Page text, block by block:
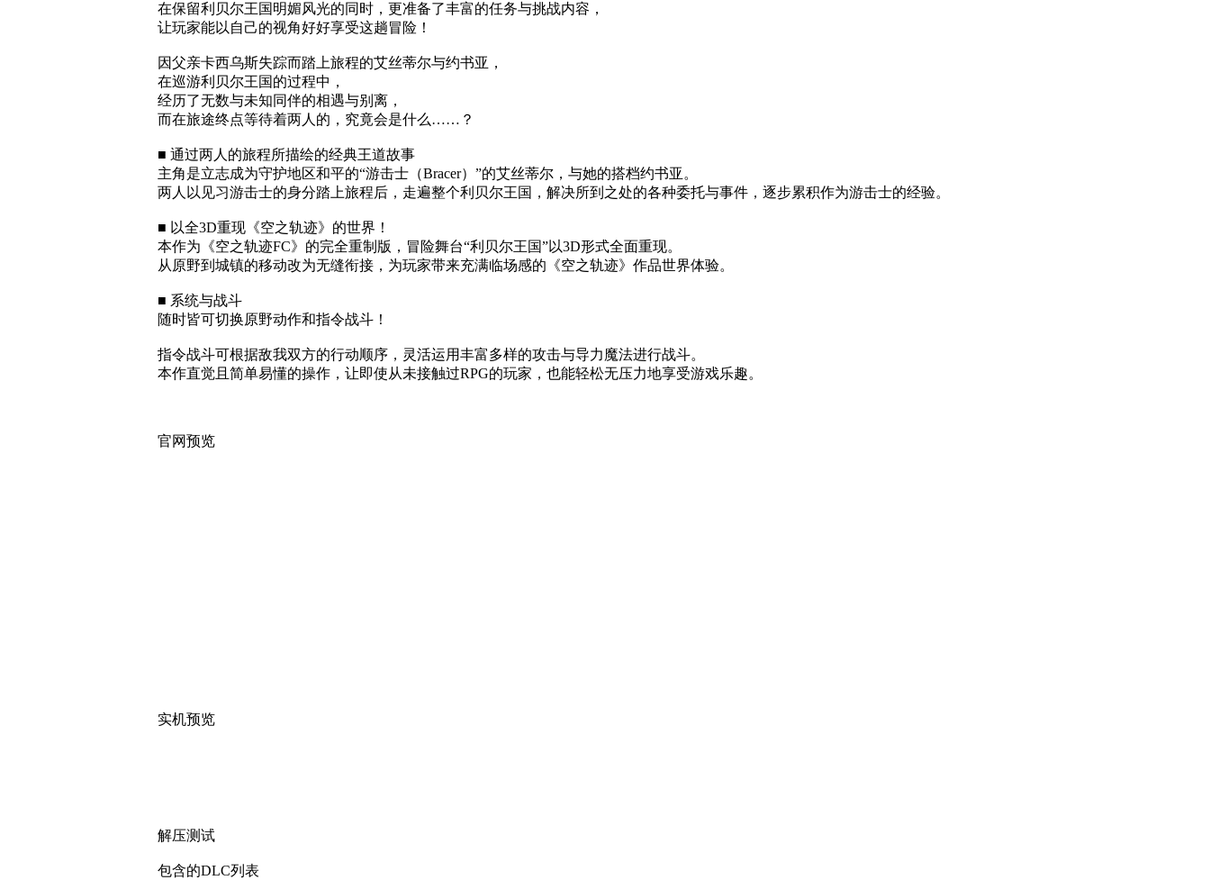
在保留利贝尔王国明媚风光的同时，更准备了丰富的任务与挑战内容，
让玩家能以自己的视角好好享受这趟冒险！
因父亲卡西乌斯失踪而踏上旅程的艾丝蒂尔与约书亚，
在巡游利贝尔王国的过程中，
经历了无数与未知同伴的相遇与别离，
而在旅途终点等待着两人的，究竟会是什么……？
■ 通过两人的旅程所描绘的经典王道故事
主角是立志成为守护地区和平的“游击士（Bracer）”的艾丝蒂尔，与她的搭档约书亚。
两人以见习游击士的身分踏上旅程后，走遍整个利贝尔王国，解决所到之处的各种委托与事件，逐步累积作为游击士的经验。
■ 以全3D重现《空之轨迹》的世界！
本作为《空之轨迹FC》的完全重制版，冒险舞台“利贝尔王国”以3D形式全面重现。
从原野到城镇的移动改为无缝衔接，为玩家带来充满临场感的《空之轨迹》作品世界体验。
■ 系统与战斗
随时皆可切换原野动作和指令战斗！
指令战斗可根据敌我双方的行动顺序，灵活运用丰富多样的攻击与导力魔法进行战斗。
本作直觉且简单易懂的操作，让即使从未接触过RPG的玩家，也能轻松无压力地享受游戏乐趣。
官网预览
实机预览
解压测试
包含的DLC列表